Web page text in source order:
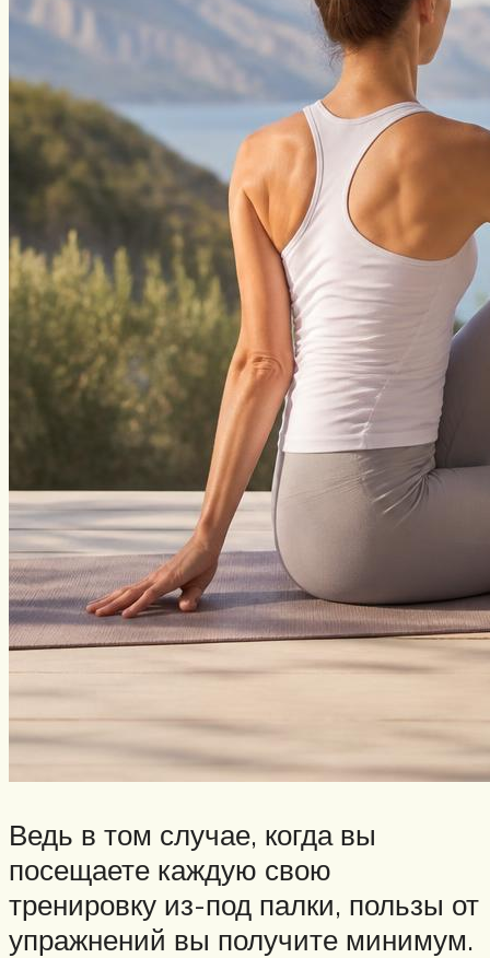
Ведь в том случае, когда вы
посещаете каждую свою
тренировку из-под палки, пользы от
упражнений вы получите минимум.